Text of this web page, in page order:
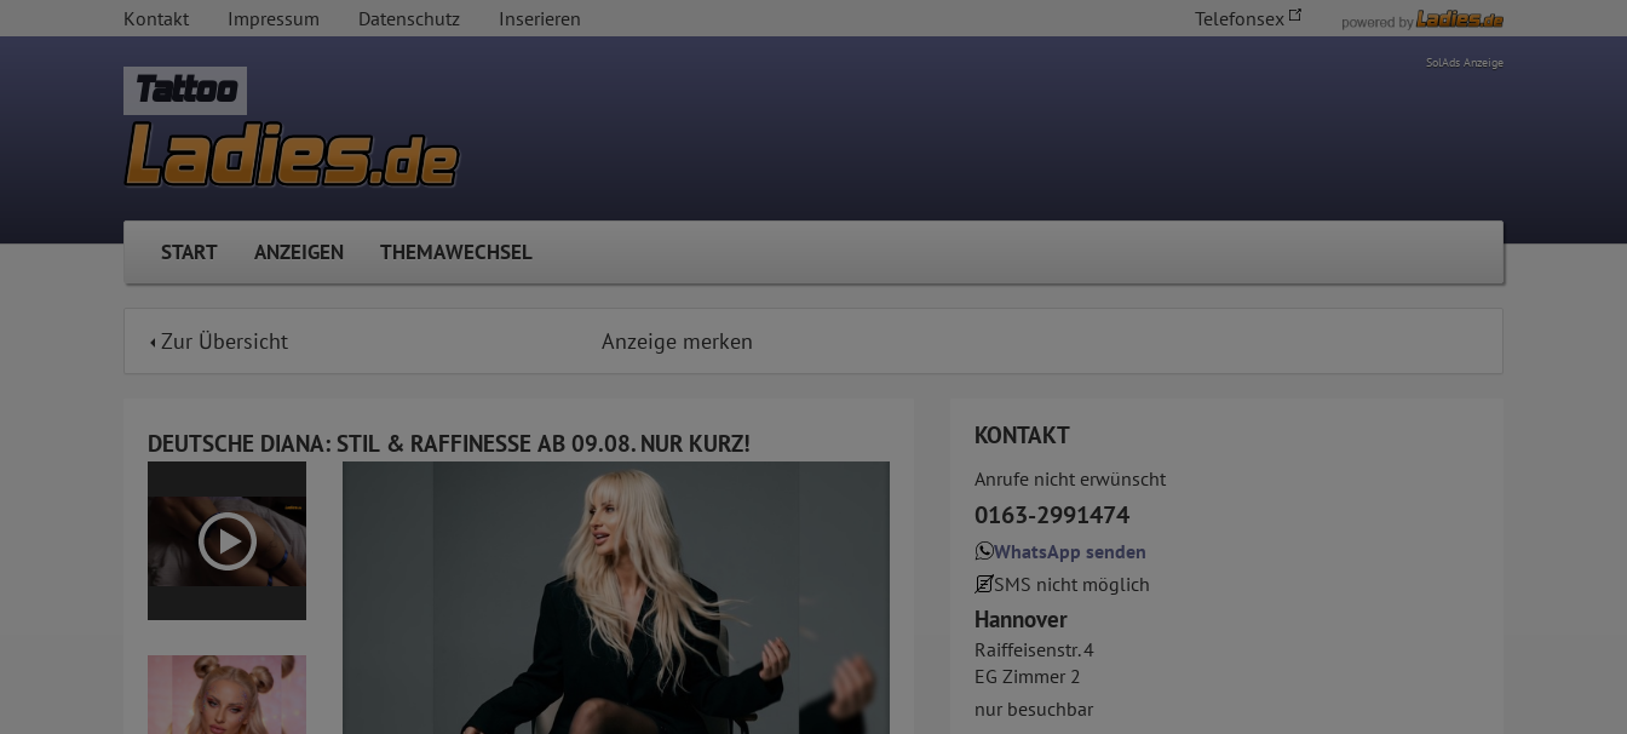
Kontakt Impressum Datenschutz Inserieren Telefonsex
Tattoo
SolAds Anzeige
START ANZEIGEN THEMAWECHSEL
Zur Übersicht Anzeige merken
DEUTSCHE DIANA: STIL & RAFFINESSE AB 09.08. NUR KURZ! KONTAKT
Anrufe nicht erwünscht
0163-2991474
WhatsApp senden
SMS nicht möglich
Hannover
Raiffeisenstr. 4
EG Zimmer 2
nur besuchbar